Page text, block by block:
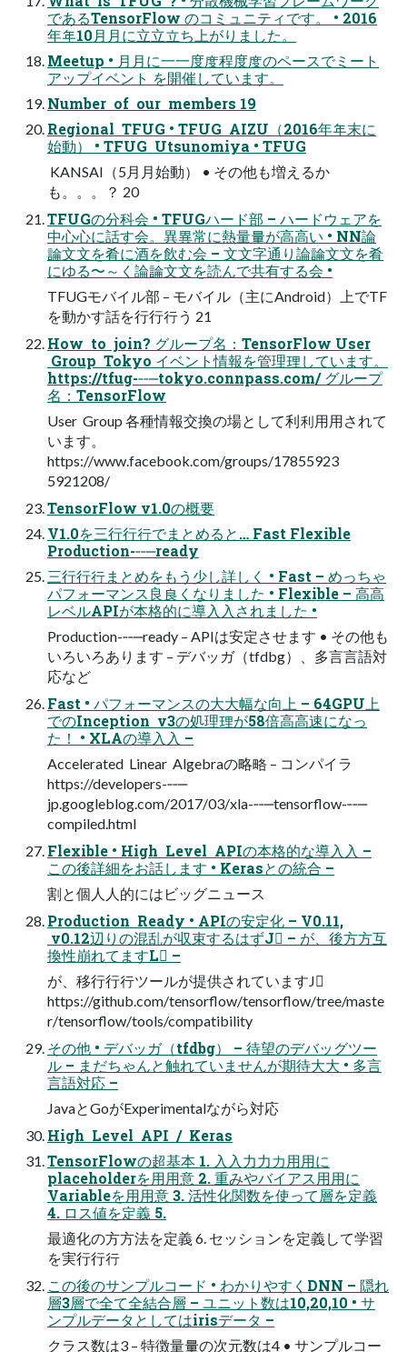
であるTensorFlow のコミュニティです。 • 2016
年年10⽉月に⽴立立ち上がりました。
Meetup • ⽉月に⼀一度度程度度のペースでミート
アップイベント を開催しています。
Number of our members 19
Regional TFUG • TFUG AIZU（2016年年末に
始動） • TFUG Utsunomiya • TFUG
KANSAI（5⽉月始動） • その他も増えるか
も。。。？ 20
TFUGの分科会 • TFUGハード部 – ハードウェアを
中⼼心に話す会。異異常に熱量量が⾼高い • NN論
論⽂文を肴に酒を飲む会 – ⽂文字通り論論⽂文を肴
にゆる〜～く論論⽂文を読んで共有する会 •
TFUGモバイル部 – モバイル（主にAndroid）上でTF
を動かす話を⾏行行う 21
How to join? グループ名：TensorFlow User
Group Tokyo イベント情報を管理理しています。
https://tfug-‐‑‒tokyo.connpass.com/ グループ
名：TensorFlow
User Group 各種情報交換の場として利利⽤用されて
います。
https://www.facebook.com/groups/17855923
5921208/
TensorFlow v1.0の概要
V1.0を三⾏行行でまとめると… Fast Flexible
Production-‐‑‒ready
三⾏行行まとめをもう少し詳しく • Fast – めっちゃ
パフォーマンス良良くなりました • Flexible – ⾼高
レベルAPIが本格的に導⼊入されました •
Production-‐‑‒ready – APIは安定させます • その他も
いろいろあります – デバッガ（tfdbg）、多⾔言語対
応など
Fast • パフォーマンスの⼤大幅な向上 – 64GPU上
でのInception v3の処理理が58倍⾼高速になっ
た！ • XLAの導⼊入 –
Accelerated Linear Algebraの略略 – コンパイラ
https://developers-‐‑‒
jp.googleblog.com/2017/03/xla-‐‑‒tensorflow-‐‑‒
compiled.html
Flexible • High Level APIの本格的な導⼊入 –
この後詳細をお話します • Kerasとの統合 –
割と個⼈人的にはビッグニュース
Production Ready • APIの安定化 – V0.11,
v0.12辺りの混乱が収束するはずJ – が、後⽅方互
換性崩れてますL –
が、移⾏行行ツールが提供されていますJ
https://github.com/tensorflow/tensorflow/tree/maste
r/tensorflow/tools/compatibility
その他 • デバッガ（tfdbg） – 待望のデバッグツー
ル – まだちゃんと触れていませんが期待⼤大 • 多⾔
言語対応 –
JavaとGoがExperimentalながら対応
High Level API / Keras
TensorFlowの超基本 1. ⼊入⼒力力⽤用に
placeholderを⽤用意 2. 重みやバイアス⽤用に
Variableを⽤用意 3. 活性化関数を使って層を定義
4. ロス値を定義 5.
最適化の⽅方法を定義 6. セッションを定義して学習
を実⾏行行
この後のサンプルコード • わかりやすくDNN – 隠れ
層3層で全て全結合層 – ユニット数は10,20,10 • サ
ンプルデータとしてはirisデータ –
クラス数は3 – 特徴量量の次元数は4 • サンプルコー